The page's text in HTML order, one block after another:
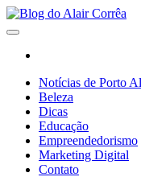
Skip
to
content
Notícias de Porto
Beleza
Dicas
Educação
Empreendedorismo
Marketing Digital
Contato